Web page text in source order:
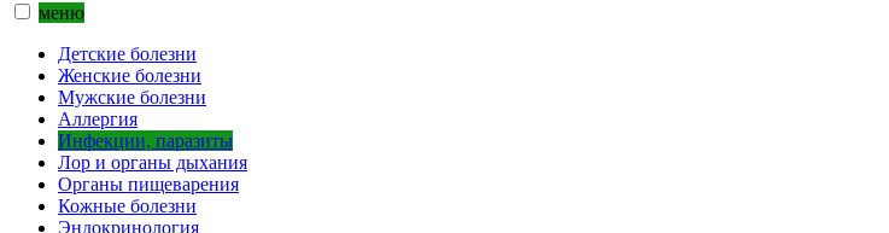
меню
Детские болезни
Женские болезни
Мужские болезни
Аллергия
Инфекции, паразиты
Лор и органы дыхания
Органы пищеварения
Кожные болезни
Эндокринология